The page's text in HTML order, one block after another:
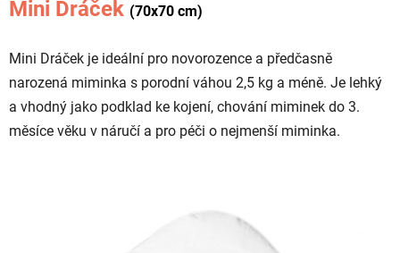
Mini Dráček (70x70 cm)
Mini Dráček je ideální pro novorozence a předčasně
narozená miminka s porodní váhou 2,5 kg a méně. Je lehký
a vhodný jako podklad ke kojení, chování miminek do 3.
měsíce věku v náručí a pro péči o nejmenší miminka.